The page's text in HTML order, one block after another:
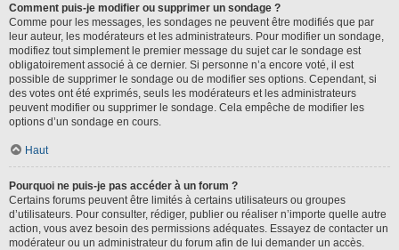
Comment puis-je modifier ou supprimer un sondage ?
Comme pour les messages, les sondages ne peuvent être modifiés que par
leur auteur, les modérateurs et les administrateurs. Pour modifier un sondage,
modifiez tout simplement le premier message du sujet car le sondage est
obligatoirement associé à ce dernier. Si personne n’a encore voté, il est
possible de supprimer le sondage ou de modifier ses options. Cependant, si
des votes ont été exprimés, seuls les modérateurs et les administrateurs
peuvent modifier ou supprimer le sondage. Cela empêche de modifier les
options d’un sondage en cours.
Haut
Pourquoi ne puis-je pas accéder à un forum ?
Certains forums peuvent être limités à certains utilisateurs ou groupes
d’utilisateurs. Pour consulter, rédiger, publier ou réaliser n’importe quelle autre
action, vous avez besoin des permissions adéquates. Essayez de contacter un
modérateur ou un administrateur du forum afin de lui demander un accès.